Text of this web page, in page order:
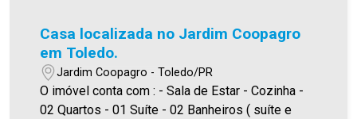
Casa localizada no Jardim Coopagro
em Toledo.
Jardim Coopagro - Toledo/PR
O imóvel conta com : - Sala de Estar - Cozinha -
02 Quartos - 01 Suíte - 02 Banheiros ( suíte e